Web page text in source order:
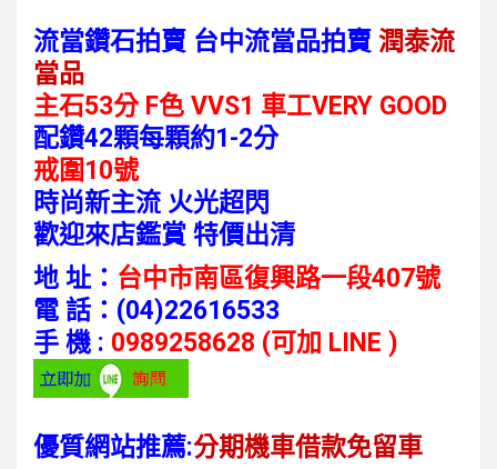
流當鑽石拍賣 台中流當品拍賣 潤泰流
當品
主石53分 F色 VVS1 車工VERY GOOD
配鑽42顆每顆約1-2分
戒圍10號
時尚新主流 火光超閃
歡迎來店鑑賞 特價出清
地 址： 台中市南區復興路一段407號
電 話： (04)22616533
手 機 : 0989258628 (可加 LINE )
優質網站推薦:分期機車借款免留車